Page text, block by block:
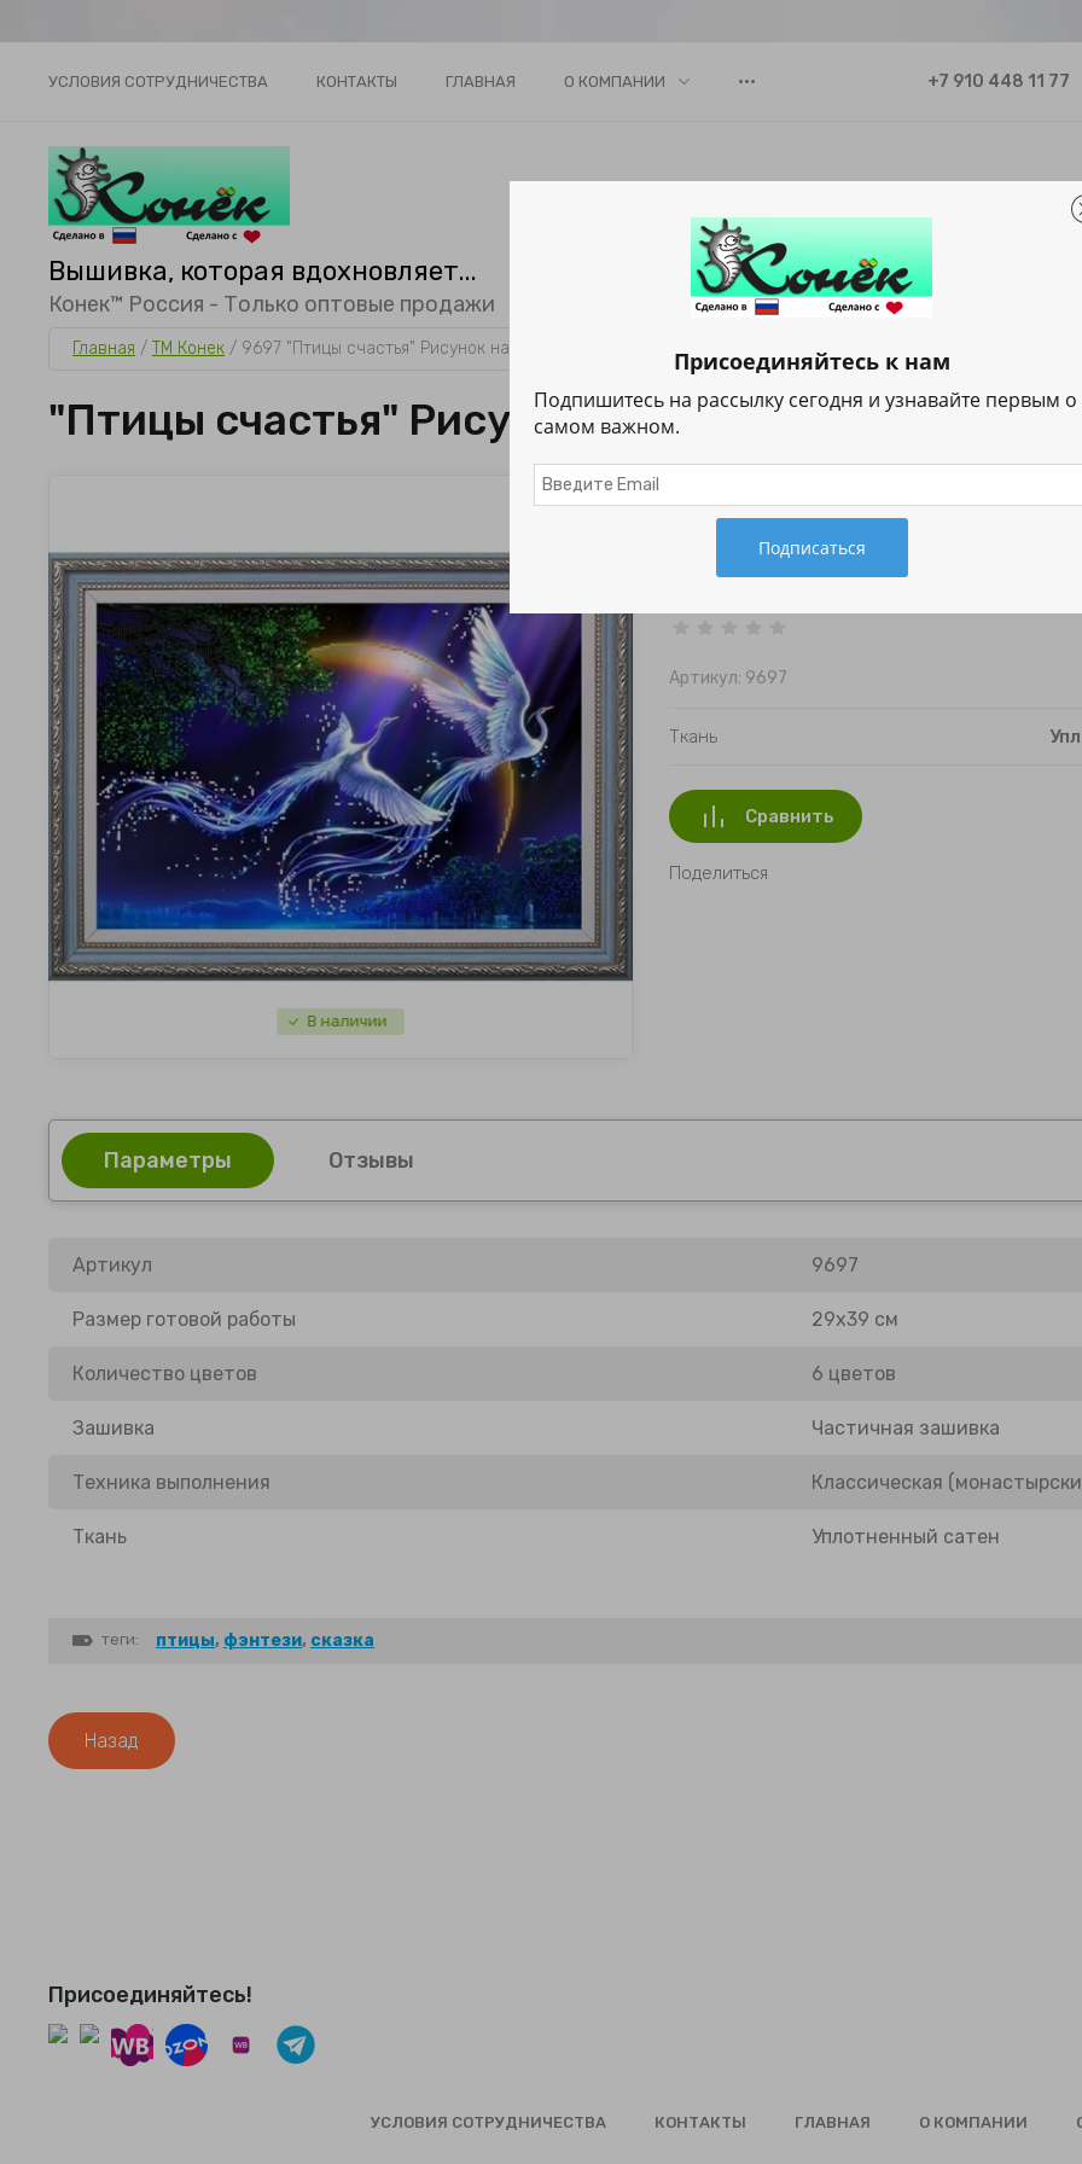
УСЛОВИЯ СОТРУДНИЧЕСТВА КОНТАКТЫ ГЛАВНАЯ О КОМПАНИИ ••• +7 910 448 11 77
Вышивка, которая вдохновляет...
Конек™ Россия - Только оптовые продажи
Каталог
Главная / ТМ Конек / 9697 "Птицы счастья" Рисунок на ткани
"Птицы счастья" Рисунок на ткани
В наличии
Артикул: 9697
Ткань
Сравнить
Поделиться
Параметры Отзывы
Артикул 9697
Размер готовой работы 29х39 см
Количество цветов 6 цветов
Зашивка Частичная зашивка
Техника выполнения Классическая
Ткань Уплотненный сатен
теги: птицы, фэнтези, сказка
Назад
Присоединяйтесь!
УСЛОВИЯ СОТРУДНИЧЕСТВА КОНТАКТЫ ГЛАВНАЯ О КОМПАНИИ
Присоединяйтесь к нам
Подпишитесь на рассылку сегодня и узнавайте первым о
самом важном.